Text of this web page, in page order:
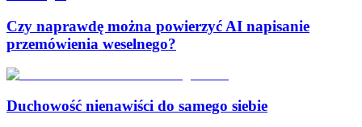
Czy naprawdę można powierzyć AI napisanie
przemówienia weselnego?
Duchowość nienawiści do samego siebie